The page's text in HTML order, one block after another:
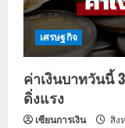
เศรษฐกิจ
ค่าเงินบาทวันนี้
ดิ่งแรง
เซียนการเงิน สิง